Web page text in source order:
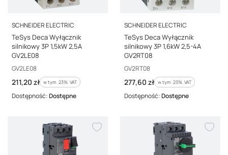
PRODUCENT
SCHNEIDER ELECTRIC
TeSys Deca Wyłącznik
silnikowy 3P 1,5kW 2,5A
GV2LE08
Kod producenta
GV2LE08
Cena brutto
211,20 zł w tym %s VAT
w tym 23% VAT
Dostępność:Dostępne
PRODUCENT
SCHNEIDER ELECTRIC
TeSys Deca Wyłącznik
silnikowy 3P 1,6kW 2,5-4A
GV2RT08
Kod producenta
GV2RT08
Cena brutto
277,60 zł w tym %s VAT
w tym 23% VAT
Dostępność:Dostępne